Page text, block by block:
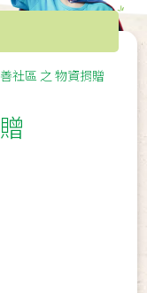
社區 之 物資捐贈